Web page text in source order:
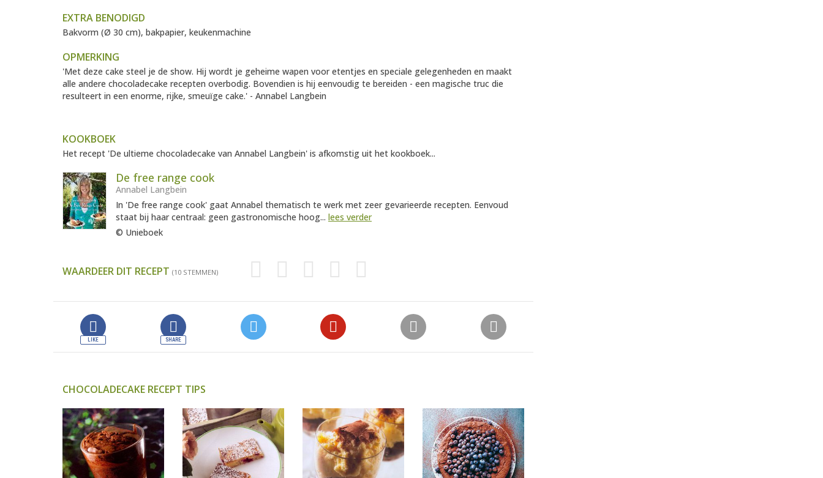
EXTRA BENODIGD
Bakvorm (Ø 30 cm), bakpapier, keukenmachine
OPMERKING
'Met deze cake steel je de show. Hij wordt je geheime wapen voor etentjes en speciale gelegenheden en maakt
alle andere chocoladecake recepten overbodig. Bovendien is hij eenvoudig te bereiden - een magische truc die
resulteert in een enorme, rijke, smeuïge cake.' - Annabel Langbein
KOOKBOEK
Het recept 'De ultieme chocoladecake van Annabel Langbein' is afkomstig uit het kookboek...
De free range cook
Annabel Langbein
In 'De free range cook' gaat Annabel thematisch te werk met zeer gevarieerde recepten. Eenvoud
staat bij haar centraal: geen gastronomische hoog... lees verder
© Unieboek
WAARDEER DIT RECEPT (10 STEMMEN)
CHOCOLADECAKE RECEPT TIPS